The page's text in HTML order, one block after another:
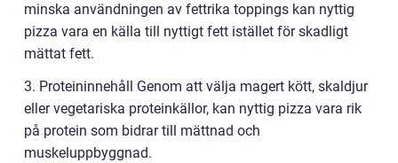
minska användningen av fettrika toppings kan nyttig
pizza vara en källa till nyttigt fett istället för skadligt
mättat fett.
3. Proteininnehåll Genom att välja magert kött, skaldjur
eller vegetariska proteinkällor, kan nyttig pizza vara rik
på protein som bidrar till mättnad och
muskeluppbyggnad.